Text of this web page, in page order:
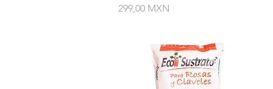
Precio
299,00 MXN